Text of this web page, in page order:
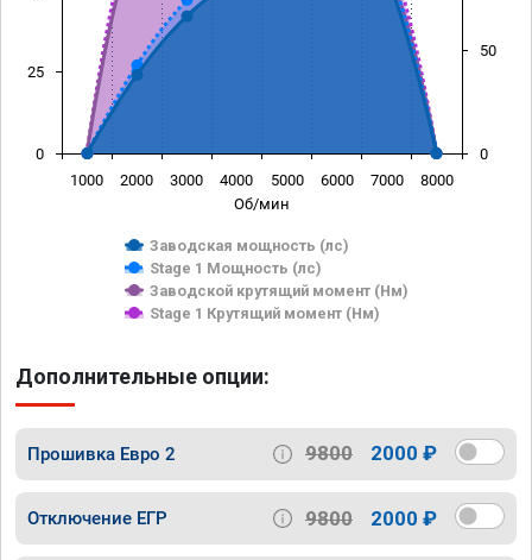
Об/мин
Заводская мощность (лс)
Stage 1 Мощность (лс)
Заводской крутящий момент (Нм)
Stage 1 Крутящий момент (Нм)
1000 2000 3000 4000 5000 6000 7000 8000
0
25
0
50
Дополнительные опции:
Прошивка Евро 2 9800 2000 ₽
Отключение ЕГР 9800 2000 ₽